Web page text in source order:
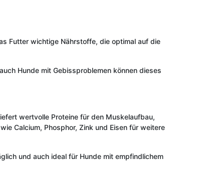
Futter wichtige Nährstoffe, die optimal auf die
Hunde mit Gebissproblemen können dieses
wertvolle Proteine für den Muskelaufbau,
Calcium, Phosphor, Zink und Eisen für weitere
und auch ideal für Hunde mit empfindlichem